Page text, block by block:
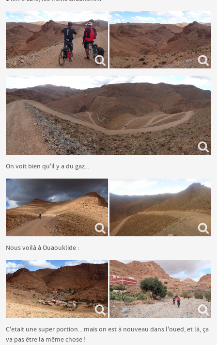
On voit bien qu'il y a du gaz...
Nous voilà à Ouaouklide :
C'etait une super portion... mais on est à nouveau dans l'oued, et là, ça
va pas être la même chose !